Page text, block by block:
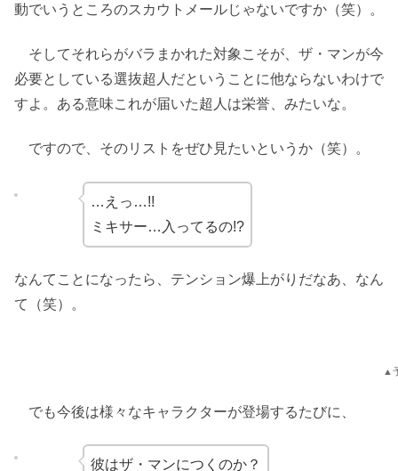
動でいうところのスカウトメールじゃないですか（笑）。
そしてそれらがバラまかれた対象こそが、ザ・マンが今
必要としている選抜超人だということに他ならないわけで
すよ。ある意味これが届いた超人は栄誉、みたいな。
ですので、そのリストをぜひ見たいというか（笑）。
…えっ…!!
ミキサー…入ってるの!?
なんてことになったら、テンション爆上がりだなあ、なん
て（笑）。
▲
でも今後は様々なキャラクターが登場するたびに、
彼はザ・マンにつくのか？